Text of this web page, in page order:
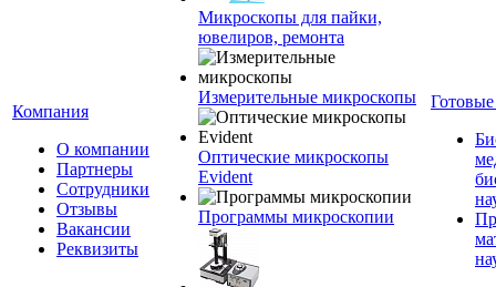
Компания
О компании
Партнеры
Сотрудники
Отзывы
Вакансии
Реквизиты
Микроскопы для пайки,
ювелиров, ремонта
Измерительные микроскопы
Оптические микроскопы
Evident
Программы микроскопии